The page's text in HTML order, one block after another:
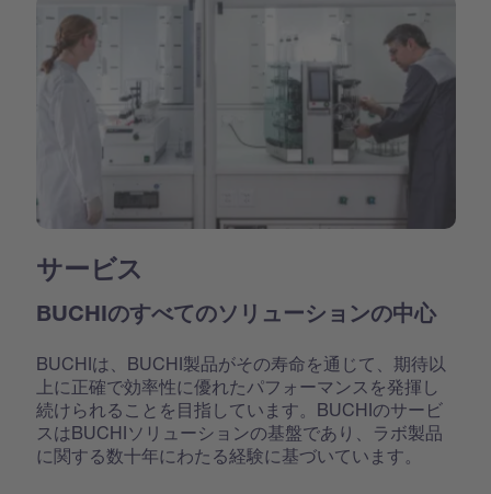
サービス
BUCHIのすべてのソリューションの中心
BUCHIは、BUCHI製品がその寿命を通じて、期待以
上に正確で効率性に優れたパフォーマンスを発揮し
続けられることを目指しています。BUCHIのサービ
スはBUCHIソリューションの基盤であり、ラボ製品
に関する数十年にわたる経験に基づいています。